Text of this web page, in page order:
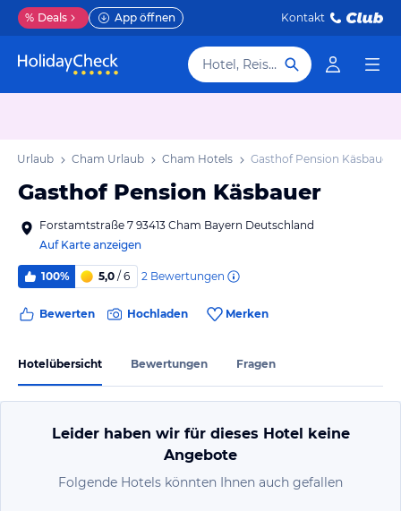
% Deals App öffnen Kontakt
Hotel, Reiseziel
Urlaub Cham Urlaub Cham Hotels Gasthof Pension Käsbauer
Gasthof Pension Käsbauer
Forstamtstraße 7 93413 Cham Bayern Deutschland
Auf Karte anzeigen
100% 5,0 / 6 2 Bewertungen
Bewerten Hochladen Merken
Hotelübersicht Bewertungen Fragen
Leider haben wir für dieses Hotel keine
Angebote
Folgende Hotels könnten Ihnen auch gefallen